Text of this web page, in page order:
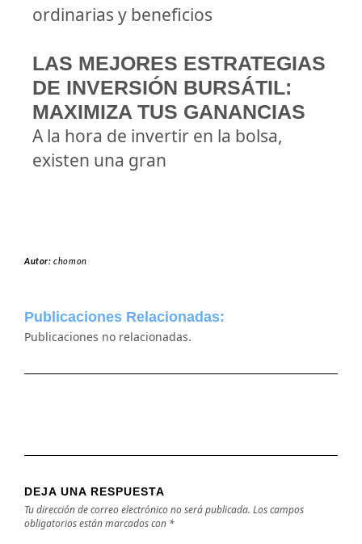
ordinarias y beneficios
LAS MEJORES ESTRATEGIAS
DE INVERSIÓN BURSÁTIL:
MAXIMIZA TUS GANANCIAS
A la hora de invertir en la bolsa,
existen una gran
Autor:chomon
Publicaciones Relacionadas:
Publicaciones no relacionadas.
DEJA UNA RESPUESTA
Tu dirección de correo electrónico no será publicada. Los campos
obligatorios están marcados con *